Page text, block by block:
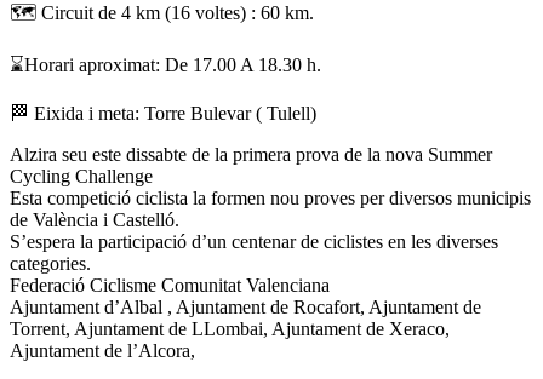
🗺 Circuit de 4 km (16 voltes) : 60 km.
⌛️Horari aproximat: De 17.00 A 18.30 h.
🏁 Eixida i meta: Torre Bulevar ( Tulell)
Alzira seu este dissabte de la primera prova de la nova Summer
Cycling Challenge
Esta competició ciclista la formen nou proves per diversos municipis
de València i Castelló.
S’espera la participació d’un centenar de ciclistes en les diverses
categories.
Federació Ciclisme Comunitat Valenciana
Ajuntament d’Albal , Ajuntament de Rocafort, Ajuntament de
Torrent, Ajuntament de LLombai, Ajuntament de Xeraco,
Ajuntament de l’Alcora,